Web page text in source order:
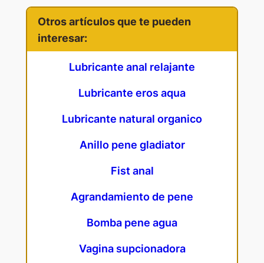
Otros artículos que te pueden
interesar:
Lubricante anal relajante
Lubricante eros aqua
Lubricante natural organico
Anillo pene gladiator
Fist anal
Agrandamiento de pene
Bomba pene agua
Vagina supcionadora